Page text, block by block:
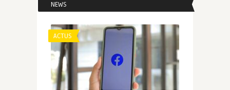
NEWS
ACTUS